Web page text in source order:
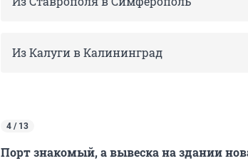
Из Калуги в Калининград
4 / 13
Порт знакомый, а вывеска на здании